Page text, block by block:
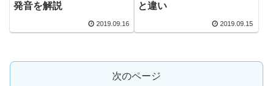
発音を解説
2019.09.16
と違い
2019.09.15
次のページ